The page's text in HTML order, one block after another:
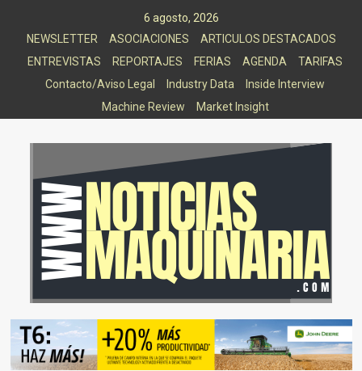
6 agosto, 2026
NEWSLETTER
ASOCIACIONES
ARTICULOS DESTACADOS
ENTREVISTAS
REPORTAJES FERIAS AGENDA
TARIFAS
Contacto/Aviso Legal
Industry Data
Inside Interview
Machine Review
Market Insight